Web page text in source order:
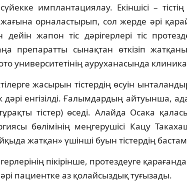
имплантациялау. Екіншісі –
орналастырып, сол жерде әрі
дейін жапон тіс дәрігерлері тіс
препаратты сынақтан өткізіп
университетінің ауруханасында
жасырын тістердің өсуін
дәрі енгізілді. Ғалымдардың айтуынша,
тістер) өседі. Алайда Осака
бөлімінің меңгерушісі Кацу
жатқан» үшінші буын тістердің
пікірінше, протездеуге
пациентке аз қолайсыздық туғызады.